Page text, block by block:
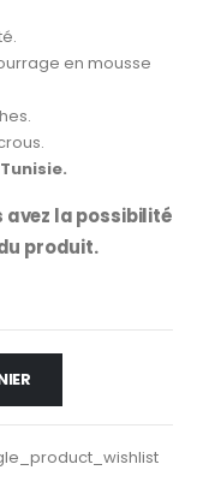
en mousse
la possibilité
produit.